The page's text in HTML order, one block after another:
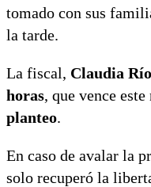
tomado con sus
la tarde.
La fiscal, Claudia
horas, que vence
planteo.
En caso de avalar la
solo recuperó la